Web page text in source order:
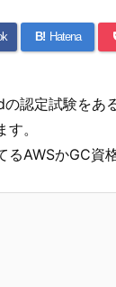
B! Hatena
認定試験をあ
。
るAWSかGC資